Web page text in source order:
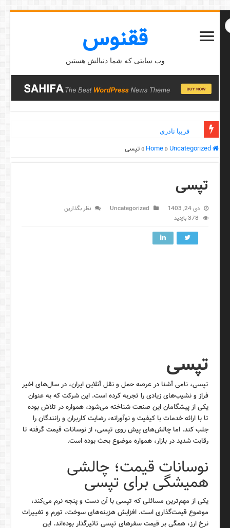
ققنوس
وب سایتی که شما دنبالش هستین
فریبا نادری
Home
»Uncategorized
»تپسی
تپسی
دی 24, 1403 Uncategorized
نظر بگذارین
378 بازدید
تپسی
تپسی، نامی آشنا در عرصه حمل و نقل آنلاین ایران، در سال‌های اخیر
فراز و نشیب‌های زیادی را تجربه کرده است. این شرکت که به عنوان
یکی از پیشگامان این صنعت شناخته می‌شود، همواره در تلاش بوده
تا با ارائه خدمات با کیفیت و نوآورانه، رضایت کاربران و رانندگان را
جلب کند. اما چالش‌های پیش روی تپسی، از نوسانات قیمت گرفته تا
رقابت شدید در بازار، همواره موضوع بحث بوده است.
نوسانات قیمت؛ چالشی
همیشگی برای تپسی
یکی از مهم‌ترین مسائلی که تپسی با آن دست و پنجه نرم می‌کند،
موضوع قیمت‌گذاری است. افزایش هزینه‌های سوخت، تورم و تغییرات
نرخ ارز، همگی بر قیمت سفرهای تپسی تاثیرگذار بوده‌اند. این